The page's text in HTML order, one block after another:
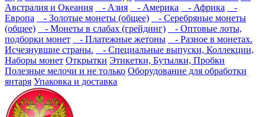
Австралия и Океания
- Азия - Америка - Африка
-
Европа
- Золотые монеты (общее)
- Серебряные монеты
(общее)
- Монеты в слабах (грейдинг)
- Оптовые лоты,
подборки монет
- Платежные жетоны
- Разное в монетах.
Исчезнувшие страны.
- Специальные выпуски, Коллекции,
Наборы монет Открытки Этикетки, Бутылки, Пробки
Полезные мелочи и не только Оборудование для обработки
янтаря Упаковка и доставка